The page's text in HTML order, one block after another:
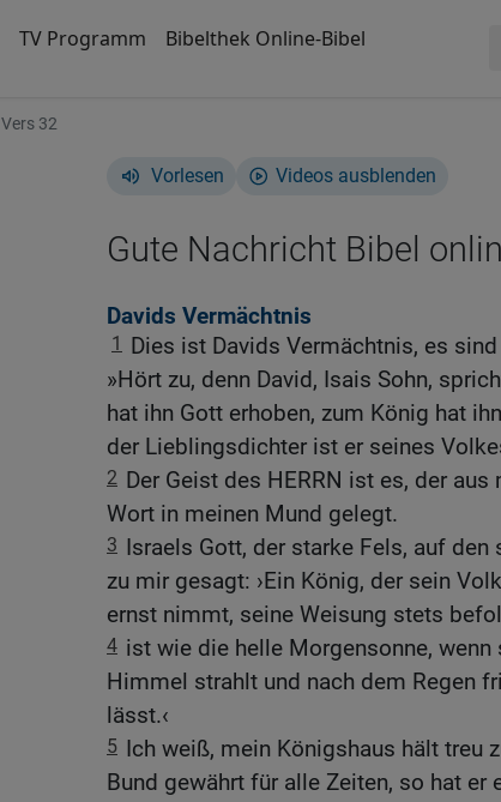
TV Programm Bibelthek Online-Bibel
Vers 32
Vorlesen Videos ausblenden
Gute Nachricht Bibel
Davids Vermächtnis
1
Dies ist Davids Vermächtnis, es
»Hört zu, denn David, Isais Sohn,
hat ihn Gott erhoben, zum König hat
der Lieblingsdichter ist er seines
2 Der Geist des HERRN ist es, der
Wort in meinen Mund gelegt.
3 Israels Gott, der starke Fels, auf den
zu mir gesagt: ›Ein König, der sein
ernst nimmt, seine Weisung stets
4 ist wie die helle Morgensonne,
Himmel strahlt und nach dem Regen
lässt.‹
5 Ich weiß, mein Königshaus hält treu
Bund gewährt für alle Zeiten, so hat er